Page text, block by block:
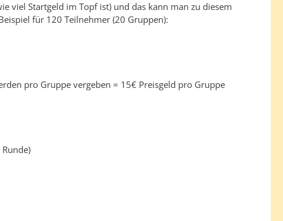
viel Startgeld im Topf ist) und das kann man zu diesem
für 120 Teilnehmer (20 Gruppen):
pro Gruppe vergeben = 15€ Preisgeld pro Gruppe